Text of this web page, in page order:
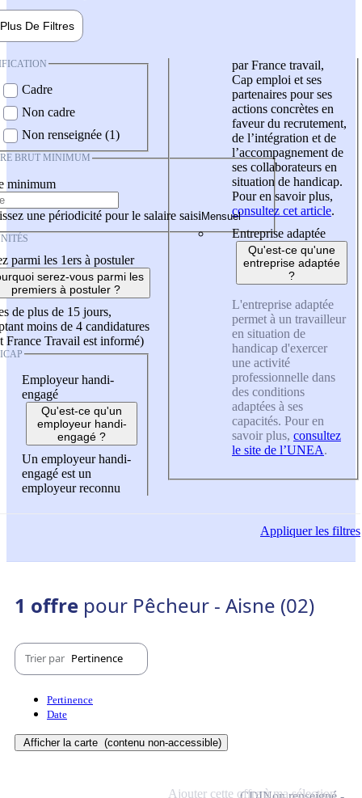
Plus De Filtres
Cadre
Non cadre
Non renseignée (1)
BRUT MINIMUM
minimum
une périodicité pour le salaire saisi
parmi les 1ers à postuler
serez-vous parmi les
premiers à postuler ?
de plus de 15 jours,
moins de 4 candidatures
France Travail est informé)
Employeur handi-
engagé
Qu'est-ce qu'un
employeur handi-
engagé ?
Un employeur handi-
engagé est un
employeur reconnu
par France travail,
Cap emploi et ses
partenaires pour ses
actions concrètes en
faveur du recrutement,
de l’intégration et de
l’accompagnement de
ses collaborateurs en
situation de handicap.
Pour en savoir plus,
consultez cet article.
Entreprise adaptée
Qu'est-ce qu'une
entreprise adaptée
?
L'entreprise adaptée
permet à un travailleur
en situation de
handicap d'exercer
une activité
professionnelle dans
des conditions
adaptées à ses
capacités. Pour en
savoir plus, consultez
le site de l’UNEA.
Appliquerles filtres
1 offre pour Pêcheur - Aisne (02)
Trier par Pertinence
Pertinence
Date
Afficher la carte (contenu non-accessible)
Ajouter cette offre à ma sélection